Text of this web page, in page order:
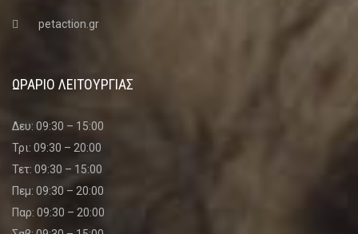
petaction.gr
ΩΡΑΡΙΟ ΛΕΙΤΟΥΡΓΙΑΣ
Δευ: 09:30 – 15:00
Τρι: 09:30 – 20:00
Τετ: 09:30 – 15:00
Πεμ: 09:30 – 20:00
Παρ: 09:30 – 20:00